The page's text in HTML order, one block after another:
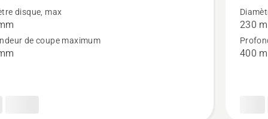
disque, max
de coupe maximum
détails
sur
K 760
230
400